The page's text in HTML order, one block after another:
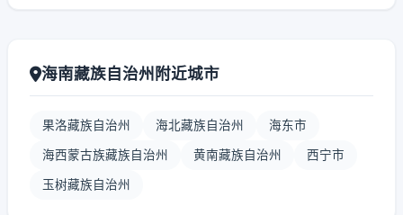
海南藏族自治州附近城市
果洛藏族自治州 海北藏族自治州 海东市
海西蒙古族藏族自治州 黄南藏族自治州 西宁市
玉树藏族自治州